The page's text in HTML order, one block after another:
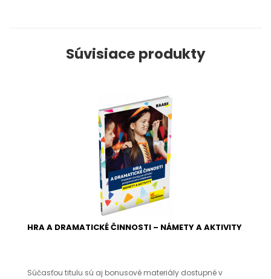
Súvisiace produkty
HRA A DRAMATICKÉ ČINNOSTI – NÁMETY A AKTIVITY
Súčasťou titulu sú aj bonusové materiály dostupné v